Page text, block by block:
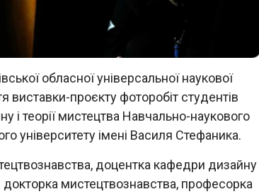
обласної універсальної наукової
виставки-проєкту фоторобіт студентів
і теорії мистецтва Навчально-наукового
університету імені Василя Стефаника.
доцентка кафедри дизайну
докторка мистецтвознавства, професорка